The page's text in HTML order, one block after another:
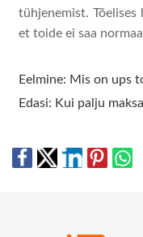
tühjenemist.
et toide ei saa
Eelmine: Mis on ups
Edasi: Kui palju